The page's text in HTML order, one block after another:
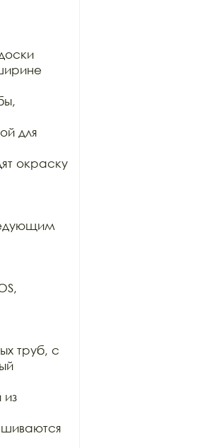
для
окраску
труб, с
из